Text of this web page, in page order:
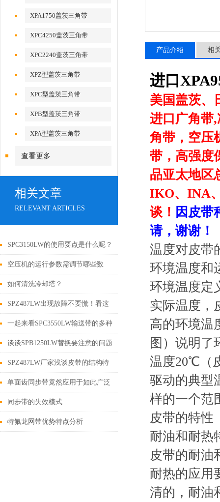
XPA1750盖茨三角带
XPC4250盖茨三角带
XPC2240盖茨三角带
XPZ型盖茨三角带
XPC型盖茨三角带
XPB型盖茨三角带
XPA型盖茨三角带
查看更多
相关文章
RELEVANT ARTICLES
SPC3150LW的使用要点是什么呢？
空压机的运行参数需调节哪些数
据？
如何清洗冷却塔？
SPZ487LW出现故障不要慌！看这
里
一起来看SPC3550LW输送带的多种
分类
谈谈SPB1250LW替换要注意的问题
及使用时注意事项
SPZ487LW厂家浅谈皮带的结构特
点及优缺点
单面齿同步带竟然应用于如此广泛
的领域
同步带的失效模式
特氟龙网带优势特点分析
产品介绍 相
进口
美国盖茨、
进口广角带
角带，空压
带，高强度
品亚太地区
IKO、INA
谈！ 因皮带
请，谢谢！
温度对皮带
环境温度和
环境温度定
实际温度，
高的环境温
图）说明了
温度20℃（
驱动的典型
样的一个范
皮带的特性
耐油和耐热
皮带的耐油
耐热的应用
清的，耐油